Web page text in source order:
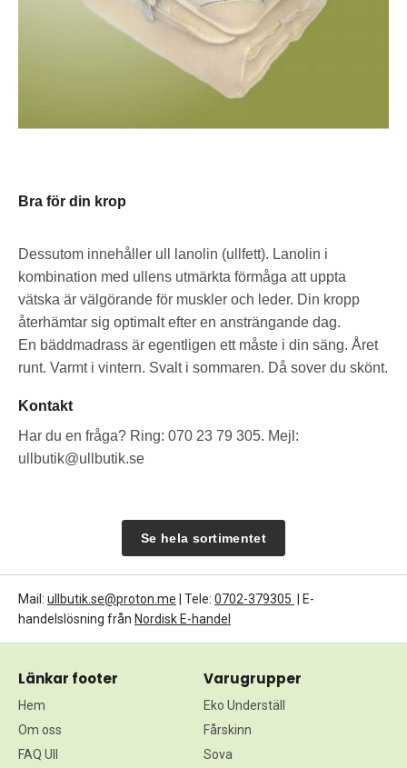
Bra för din krop
Dessutom innehåller ull lanolin (ullfett). Lanolin i
kombination med ullens utmärkta förmåga att uppta
vätska är välgörande för muskler och leder. Din kropp
återhämtar sig optimalt efter en ansträngande dag.
En bäddmadrass är egentligen ett måste i din säng. Året
runt. Varmt i vintern. Svalt i sommaren. Då sover du skönt.
Kontakt
Har du en fråga? Ring: 070 23 79 305. Mejl:
ullbutik@ullbutik.se
Se hela sortimentet
Mail: ullbutik.se@proton.me | Tele: 0702-379305
| E-
handelslösning från Nordisk E-handel
Länkar footer
Hem
Om oss
FAQ Ull
Varugrupper
Eko Underställ
Fårskinn
Sova